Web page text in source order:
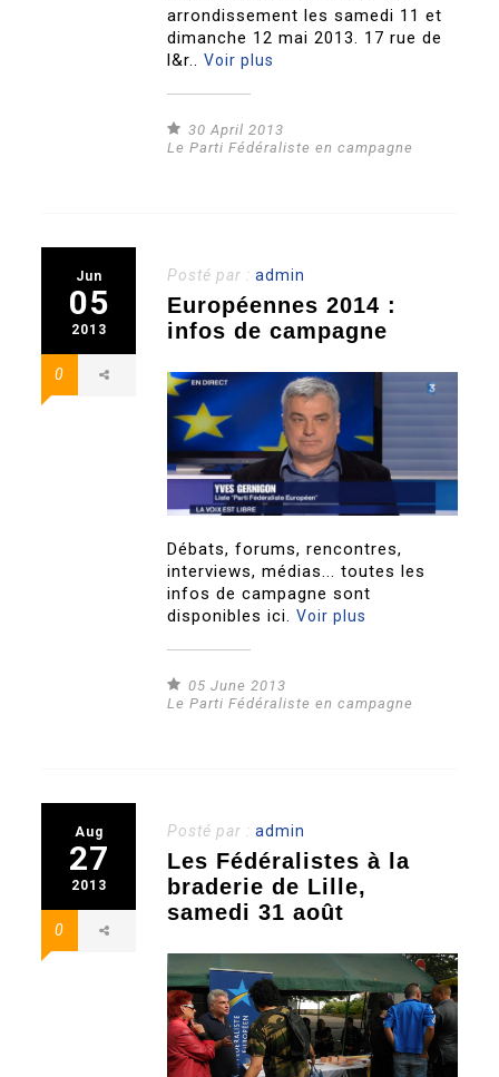
arrondissement les samedi 11 et
dimanche 12 mai 2013. 17 rue de
l&r..Voir plus
30 April 2013
Le Parti Fédéraliste en campagne
Jun
05
2013
0
Posté par :admin
Européennes 2014 :
infos de campagne
Débats, forums, rencontres,
interviews, médias... toutes les
infos de campagne sont
disponibles ici.Voir plus
05 June 2013
Le Parti Fédéraliste en campagne
Aug
27
2013
0
Posté par :admin
Les Fédéralistes à la
braderie de Lille,
samedi 31 août